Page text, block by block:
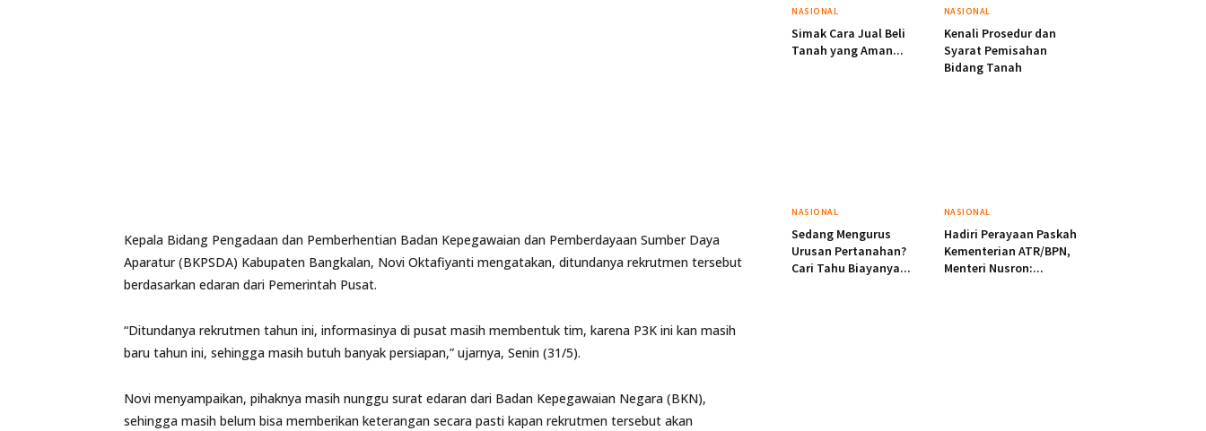
Kepala Bidang Pengadaan dan Pemberhentian Badan Kepegawaian dan Pemberdayaan Sumber Daya
Aparatur (BKPSDA) Kabupaten Bangkalan, Novi Oktafiyanti mengatakan, ditundanya rekrutmen tersebut
berdasarkan edaran dari Pemerintah Pusat.
“Ditundanya rekrutmen tahun ini, informasinya di pusat masih membentuk tim, karena P3K ini kan masih
baru tahun ini, sehingga masih butuh banyak persiapan,” ujarnya, Senin (31/5).
Novi menyampaikan, pihaknya masih nunggu surat edaran dari Badan Kepegawaian Negara (BKN),
sehingga masih belum bisa memberikan keterangan secara pasti kapan rekrutmen tersebut akan
NASIONAL
Simak Cara Jual Beli
Tanah yang Aman...
NASIONAL
Kenali Prosedur dan
Syarat Pemisahan
Bidang Tanah
NASIONAL
Sedang Mengurus
Urusan Pertanahan?
Cari Tahu Biayanya...
NASIONAL
Hadiri Perayaan Paskah
Kementerian ATR/BPN,
Menteri Nusron:...